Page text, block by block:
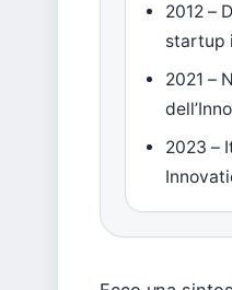
2012 –
startup
2021 –
2023 –